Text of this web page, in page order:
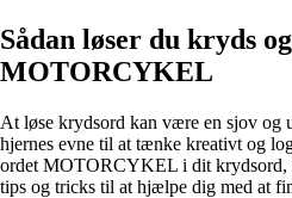
Sådan løser du kryds
MOTORCYKEL
At løse krydsord kan være en sjov og
hjernes evne til at tænke kreativt og
ordet MOTORCYKEL i dit krydsord,
tips og tricks til at hjælpe dig med at